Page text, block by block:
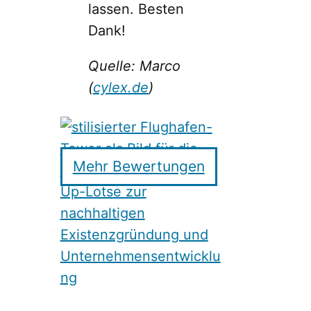
lassen. Besten
Dank!
Quelle: Marco
(cylex.de)
Mehr Bewertungen